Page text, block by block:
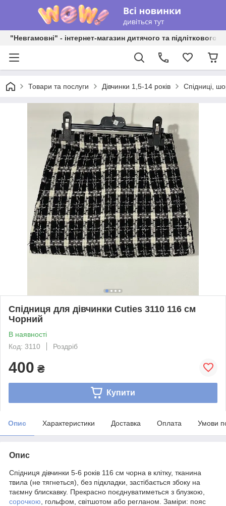
"Невгамовні" - інтернет-магазин дитячого та підліткового
Товари та послуги Дівчинки 1,5-14 років Спідниці,
Спідниця для дівчинки Cuties 3110 116 см
Чорний
В наявності
Код: 3110
Роздріб
400 ₴
Купити
Опис Характеристики Доставка Оплата Умови
Опис
Спідниця дівчинки 5-6 років 116 см чорна в клітку, тканина
твила (не тягнеться), без підкладки, застібається збоку на
таємну блискавку. Прекрасно поєднуватиметься з блузкою,
сорочкою , гольфом, світшотом або регланом. Заміри: пояс